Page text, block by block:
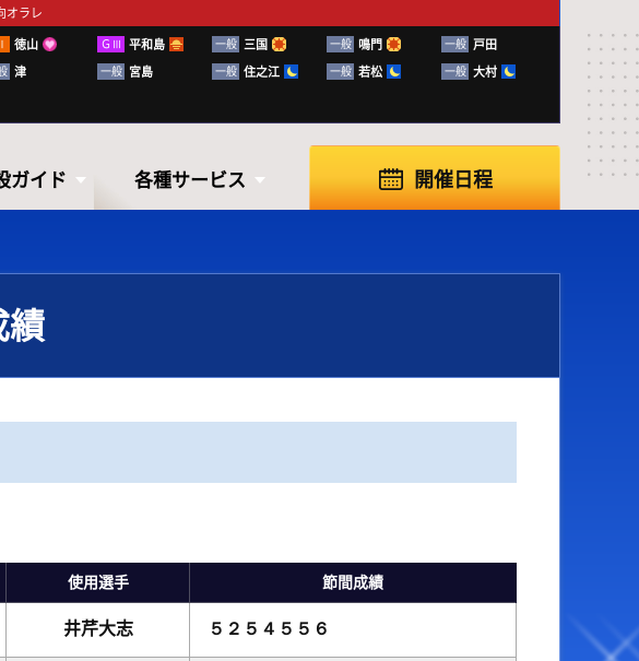
オラレ
徳山 ＧⅢ 平和島 一般 三国 一般 鳴門 一般 戸田
津 一般 宮島 一般 住之江 一般 若松 一般 大村
ガイド
関
ふく～る下関
BTSながと
各種サービス
各種サービス
お知らせ
公式YouTube配信番組表
キャッシュレス投票サービス
ボートレースの楽
開催日程
績
使用選手 節間成績
井芹大志 ５２５４５５６